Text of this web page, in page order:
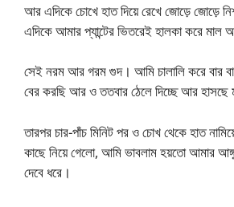
আর এদিকে চোখে হাত দিয়ে রেখে জোড়ে জোড়ে
এদিকে আমার প্যান্টের ভিতরেই হালকা করে মাল
সেই নরম আর গরম গুদ। আমি চালালি করে বার
বের করছি আর ও ততবার ঠেলে দিচ্ছে আর হাসছে
তারপর চার-পাঁচ মিনিট পর ও চোখ থেকে হাত
কাছে নিয়ে গেলো, আমি ভাবলাম হয়তো আমার
দেবে ধরে।